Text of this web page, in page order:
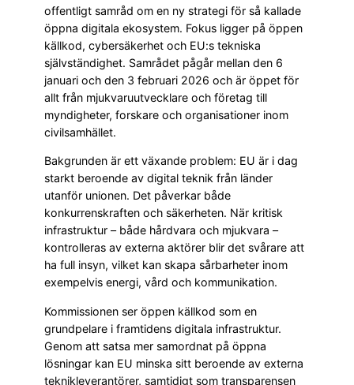
offentligt samråd om en ny strategi för så kallade
öppna digitala ekosystem. Fokus ligger på öppen
källkod, cybersäkerhet och EU:s tekniska
självständighet. Samrådet pågår mellan den 6
januari och den 3 februari 2026 och är öppet för
allt från mjukvaruutvecklare och företag till
myndigheter, forskare och organisationer inom
civilsamhället.
Bakgrunden är ett växande problem: EU är i dag
starkt beroende av digital teknik från länder
utanför unionen. Det påverkar både
konkurrenskraften och säkerheten. När kritisk
infrastruktur – både hårdvara och mjukvara –
kontrolleras av externa aktörer blir det svårare att
ha full insyn, vilket kan skapa sårbarheter inom
exempelvis energi, vård och kommunikation.
Kommissionen ser öppen källkod som en
grundpelare i framtidens digitala infrastruktur.
Genom att satsa mer samordnat på öppna
lösningar kan EU minska sitt beroende av externa
teknikleverantörer, samtidigt som transparensen